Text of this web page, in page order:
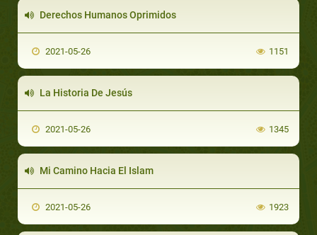
Derechos Humanos Oprimidos
2021-05-26 1151
La Historia De Jesús
2021-05-26 1345
Mi Camino Hacia El Islam
2021-05-26 1923